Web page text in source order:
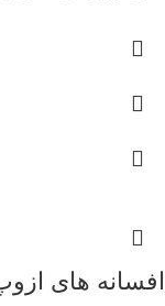
افسانه های ازوپ